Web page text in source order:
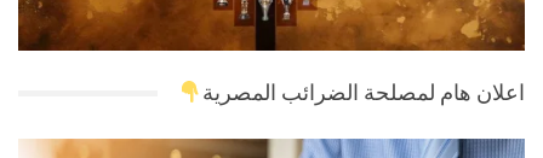
اعلان هام لمصلحة الضرائب المصرية